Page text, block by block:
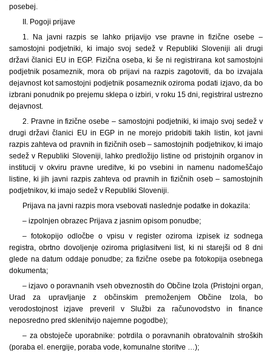
posebej.
II. Pogoji prijave
1. Na javni razpis se lahko prijavijo vse pravne in fizične osebe –
samostojni podjetniki, ki imajo svoj sedež v Republiki Sloveniji ali drugi
državi članici EU in EGP. Fizična oseba, ki še ni registrirana kot samostojni
podjetnik posameznik, mora ob prijavi na razpis zagotoviti, da bo izvajala
dejavnost kot samostojni podjetnik posameznik oziroma podati izjavo, da bo
izbrani ponudnik po prejemu sklepa o izbiri, v roku 15 dni, registriral ustrezno
dejavnost.
2. Pravne in fizične osebe – samostojni podjetniki, ki imajo svoj sedež v
drugi državi članici EU in EGP in ne morejo pridobiti takih listin, kot javni
razpis zahteva od pravnih in fizičnih oseb – samostojnih podjetnikov, ki imajo
sedež v Republiki Sloveniji, lahko predložijo listine od pristojnih organov in
institucij v okviru pravne ureditve, ki po vsebini in namenu nadomeščajo
listine, ki jih javni razpis zahteva od pravnih in fizičnih oseb – samostojnih
podjetnikov, ki imajo sedež v Republiki Sloveniji.
Prijava na javni razpis mora vsebovati naslednje podatke in dokazila:
– izpolnjen obrazec Prijava z jasnim opisom ponudbe;
– fotokopijo odločbe o vpisu v register oziroma izpisek iz sodnega
registra, obrtno dovoljenje oziroma priglasitveni list, ki ni starejši od 8 dni
glede na datum oddaje ponudbe; za fizične osebe pa fotokopija osebnega
dokumenta;
– izjavo o poravnanih vseh obveznostih do Občine Izola (Pristojni organ,
Urad za upravljanje z občinskim premoženjem Občine Izola, bo
verodostojnost izjave preveril v Službi za računovodstvo in finance
neposredno pred sklenitvijo najemne pogodbe);
– za obstoječe uporabnike: potrdila o poravnanih obratovalnih stroških
(poraba el. energije, poraba vode, komunalne storitve …);